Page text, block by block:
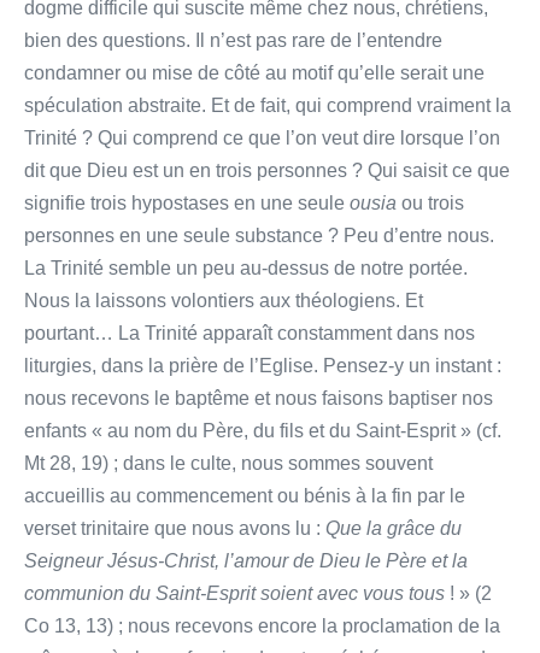
dogme difficile qui suscite même chez nous, chrétiens,
bien des questions. Il n’est pas rare de l’entendre
condamner ou mise de côté au motif qu’elle serait une
spéculation abstraite. Et de fait, qui comprend vraiment la
Trinité ? Qui comprend ce que l’on veut dire lorsque l’on
dit que Dieu est un en trois personnes ? Qui saisit ce que
signifie trois hypostases en une seule ousia ou trois
personnes en une seule substance ? Peu d’entre nous.
La Trinité semble un peu au-dessus de notre portée.
Nous la laissons volontiers aux théologiens. Et
pourtant… La Trinité apparaît constamment dans nos
liturgies, dans la prière de l’Eglise. Pensez-y un instant :
nous recevons le baptême et nous faisons baptiser nos
enfants « au nom du Père, du fils et du Saint-Esprit » (cf.
Mt 28, 19) ; dans le culte, nous sommes souvent
accueillis au commencement ou bénis à la fin par le
verset trinitaire que nous avons lu : Que la grâce du
Seigneur Jésus-Christ, l’amour de Dieu le Père et la
communion du Saint-Esprit soient avec vous tous ! » (2
Co 13, 13) ; nous recevons encore la proclamation de la